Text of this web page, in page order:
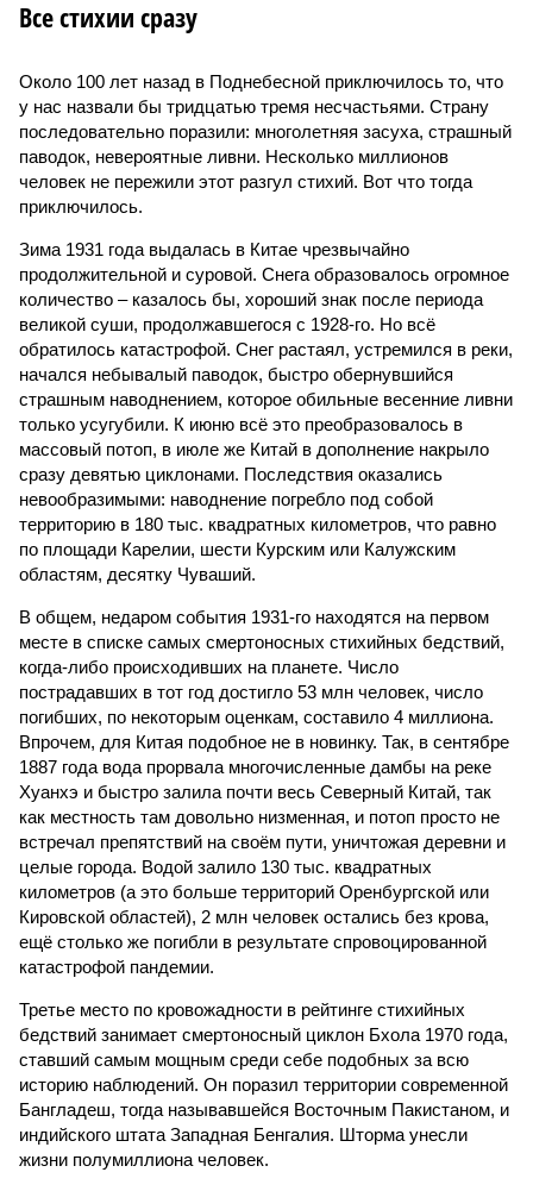
Все стихии сразу
Около 100 лет назад в Поднебесной приключилось то, что
у нас назвали бы тридцатью тремя несчастьями. Страну
последовательно поразили: многолетняя засуха, страшный
паводок, невероятные ливни. Несколько миллионов
человек не пережили этот разгул стихий. Вот что тогда
приключилось.
Зима 1931 года выдалась в Китае чрезвычайно
продолжительной и суровой. Снега образовалось огромное
количество – казалось бы, хороший знак после периода
великой суши, продолжавшегося с 1928-го. Но всё
обратилось катастрофой. Снег растаял, устремился в реки,
начался небывалый паводок, быстро обернувшийся
страшным наводнением, которое обильные весенние ливни
только усугубили. К июню всё это преобразовалось в
массовый потоп, в июле же Китай в дополнение накрыло
сразу девятью циклонами. Последствия оказались
невообразимыми: наводнение погребло под собой
территорию в 180 тыс. квадратных километров, что равно
по площади Карелии, шести Курским или Калужским
областям, десятку Чуваший.
В общем, недаром события 1931-го находятся на первом
месте в списке самых смертоносных стихийных бедствий,
когда-либо происходивших на планете. Число
пострадавших в тот год достигло 53 млн человек, число
погибших, по некоторым оценкам, составило 4 миллиона.
Впрочем, для Китая подобное не в новинку. Так, в сентябре
1887 года вода прорвала многочисленные дамбы на реке
Хуанхэ и быстро залила почти весь Северный Китай, так
как местность там довольно низменная, и потоп просто не
встречал препятствий на своём пути, уничтожая деревни и
целые города. Водой залило 130 тыс. квадратных
километров (а это больше территорий Оренбургской или
Кировской областей), 2 млн человек остались без крова,
ещё столько же погибли в результате спровоцированной
катастрофой пандемии.
Третье место по кровожадности в рейтинге стихийных
бедствий занимает смертоносный циклон Бхола 1970 года,
ставший самым мощным среди себе подобных за всю
историю наблюдений. Он поразил территории современной
Бангладеш, тогда называвшейся Восточным Пакистаном, и
индийского штата Западная Бенгалия. Шторма унесли
жизни полумиллиона человек.